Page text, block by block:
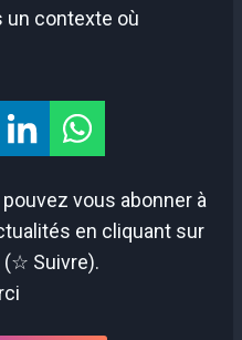
un contexte où
vous abonner à
en cliquant sur
(☆ Suivre).